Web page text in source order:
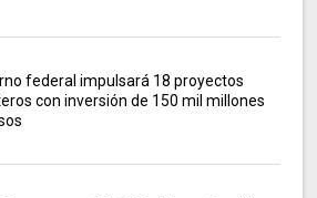
federal impulsará 18 proyectos
con inversión de 150 mil millones